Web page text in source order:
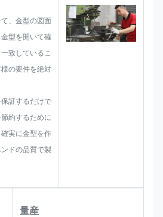
処理、品質管理など、起こり得る
あらゆる問題点を事前に考慮して
、金型の図面
型を開いて確
致しているこ
の要件を絶対
証するだけで
約するために
実に金型を作
ドの品質で製
量産